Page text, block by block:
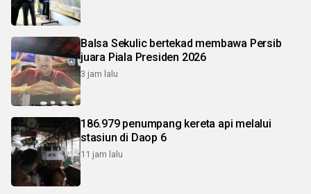
Balsa Sekulic bertekad membawa Persib
juara Piala Presiden 2026
3 jam lalu
186.979 penumpang kereta api melalui
stasiun di Daop 6
11 jam lalu